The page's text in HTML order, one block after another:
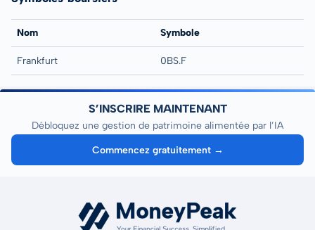
Nom Symbole
Frankfurt 0BS.F
S’INSCRIRE MAINTENANT
Débloquez une gestion de patrimoine alimentée par l’IA
Commencez gratuitement →